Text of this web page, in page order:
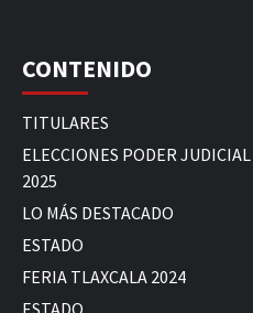
CONTENIDO
TITULARES
ELECCIONES PODER JUDICIAL
2025
LO MÁS DESTACADO
ESTADO
FERIA TLAXCALA 2024